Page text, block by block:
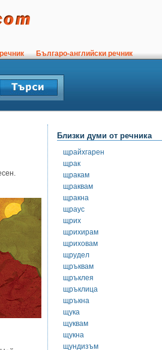
Българо-английски речник
Близки думи от речника
щрайхгарен
щрак
щракам
щраквам
щракна
щраус
щрих
щрихирам
щриховам
щрудел
щръквам
щръклея
щръклица
щръкна
щука
щуквам
щукна
щундизъм